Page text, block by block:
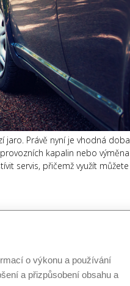
Právě nyní je vhodná doba
kapalin nebo výměna
servis, přičemž využít můžete
o výkonu a používání
a přizpůsobení obsahu a